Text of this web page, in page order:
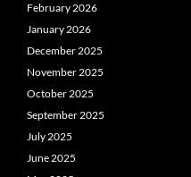
February 2026
January 2026
December 2025
November 2025
October 2025
September 2025
July 2025
June 2025